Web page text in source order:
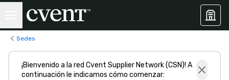
Sedes
¡Bienvenido a la red Cvent Supplier Network (CSN)! A
continuación le indicamos cómo comenzar: